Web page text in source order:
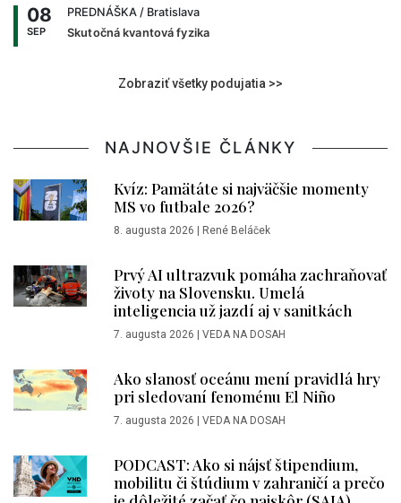
08
SEP
PREDNÁŠKA / Bratislava
Skutočná kvantová fyzika
Zobraziť všetky podujatia >>
NAJNOVŠIE ČLÁNKY
Kvíz: Pamätáte si najväčšie momenty
MS vo futbale 2026?
8. augusta 2026 | René Beláček
Prvý AI ultrazvuk pomáha zachraňovať
životy na Slovensku. Umelá
inteligencia už jazdí aj v sanitkách
7. augusta 2026 | VEDA NA DOSAH
Ako slanosť oceánu mení pravidlá hry
pri sledovaní fenoménu El Niño
7. augusta 2026 | VEDA NA DOSAH
PODCAST: Ako si nájsť štipendium,
mobilitu či štúdium v zahraničí a prečo